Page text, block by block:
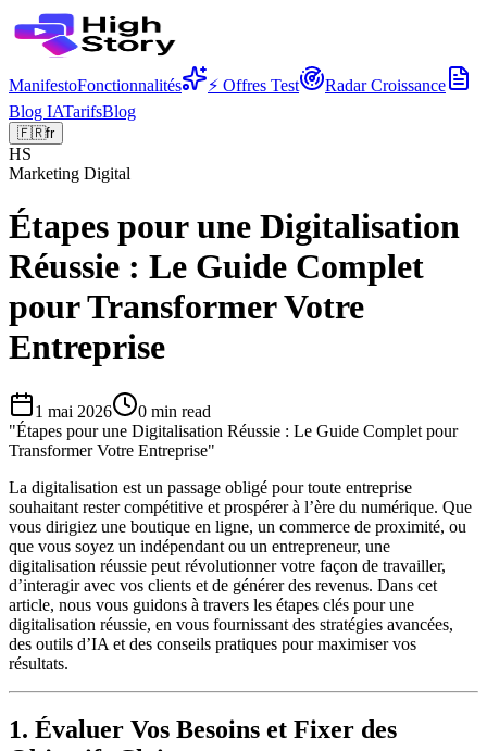
ManifestoFonctionnalités ⚡ Offres Test
Radar Croissance
Blog IATarifsBlog
🇫🇷fr
HS
Marketing Digital
Étapes pour une Digitalisation
Réussie : Le Guide Complet
pour Transformer Votre
Entreprise
1 mai 2026 0 min read
"Étapes pour une Digitalisation Réussie : Le Guide Complet pour
Transformer Votre Entreprise"
La digitalisation est un passage obligé pour toute entreprise
souhaitant rester compétitive et prospérer à l’ère du numérique. Que
vous dirigiez une boutique en ligne, un commerce de proximité, ou
que vous soyez un indépendant ou un entrepreneur, une
digitalisation réussie peut révolutionner votre façon de travailler,
d’interagir avec vos clients et de générer des revenus. Dans cet
article, nous vous guidons à travers les étapes clés pour une
digitalisation réussie, en vous fournissant des stratégies avancées,
des outils d’IA et des conseils pratiques pour maximiser vos
résultats.
1. Évaluer Vos Besoins et Fixer des